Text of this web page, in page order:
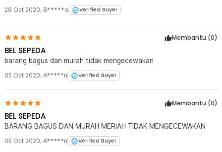
28 Oct 2020, B*****o Verified Buyer
Membantu (0)
BEL SEPEDA
barang bagus dan murah tidak mengecewakan
05 Oct 2020, A*****n Verified Buyer
Membantu (0)
BEL SEPEDA
BARANG BAGUS DAN MURAH MERIAH TIDAK MENGECEWAKAN
05 Oct 2020, A*****n Verified Buyer